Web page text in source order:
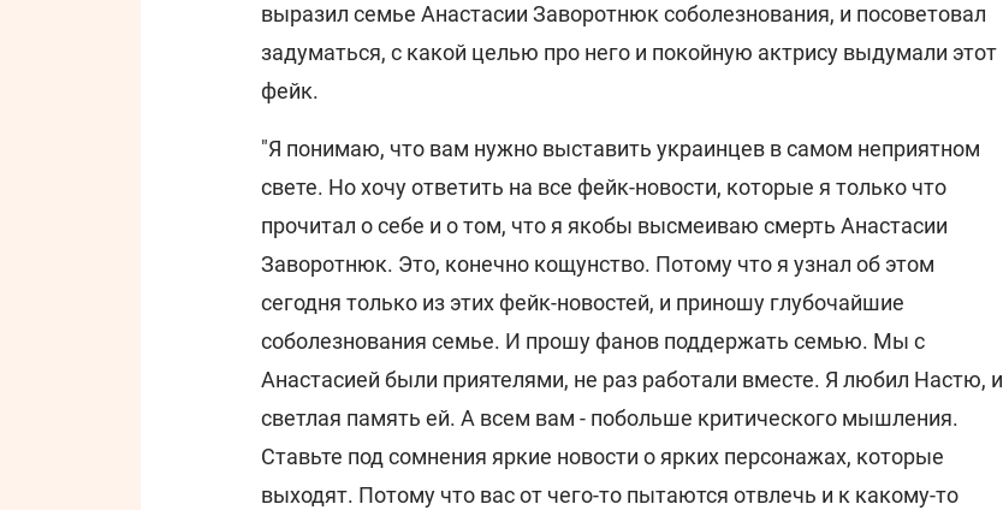
выразил семье Анастасии Заворотнюк соболезнования, и посоветовал
задуматься, с какой целью про него и покойную актрису выдумали этот
фейк.
"Я понимаю, что вам нужно выставить украинцев в самом неприятном
свете. Но хочу ответить на все фейк-новости, которые я только что
прочитал о себе и о том, что я якобы высмеиваю смерть Анастасии
Заворотнюк. Это, конечно кощунство. Потому что я узнал об этом
сегодня только из этих фейк-новостей, и приношу глубочайшие
соболезнования семье. И прошу фанов поддержать семью. Мы с
Анастасией были приятелями, не раз работали вместе. Я любил Настю, и
светлая память ей. А всем вам - побольше критического мышления.
Ставьте под сомнения яркие новости о ярких персонажах, которые
выходят. Потому что вас от чего-то пытаются отвлечь и к какому-то